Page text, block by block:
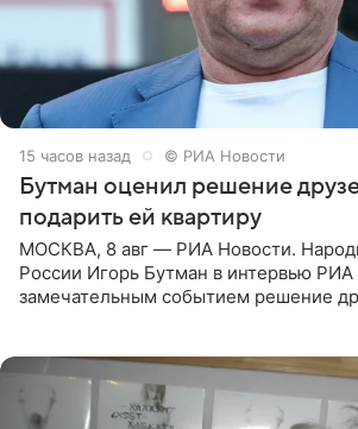
15 часов назад © РИА Новости
Бутман оценил решение
подарить ей квартиру
МОСКВА, 8 авг — РИА Новости.
России Игорь Бутман в интервью РИА
замечательным событием решение